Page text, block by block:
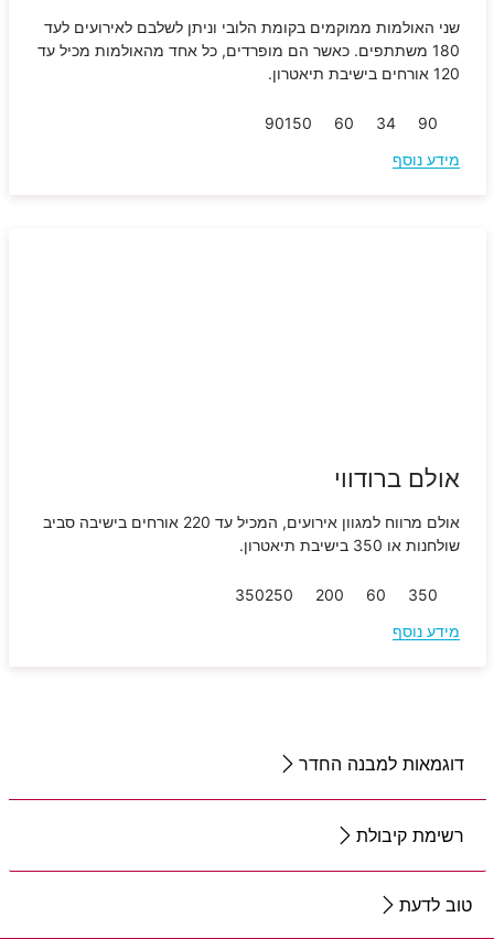
שני האולמות ממוקמים בקומת הלובי וניתן לשלבם לאירועים לעד
180 משתתפים. כאשר הם מופרדים, כל אחד מהאולמות מכיל עד
120 אורחים בישיבת תיאטרון.
90
34
60
150
90
מידע נוסף
אולם ברודווי
אולם מרווח למגוון אירועים, המכיל עד 220 אורחים בישיבה סביב
שולחנות או 350 בישיבת תיאטרון.
350
60
200
250
350
מידע נוסף
דוגמאות למבנה החדר
רשימת קיבולת
טוב לדעת